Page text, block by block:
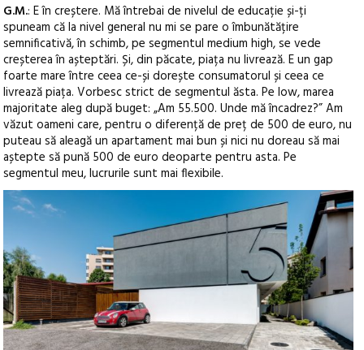
G.M.: E în creștere. Mă întrebai de nivelul de educație și-ți
spuneam că la nivel general nu mi se pare o îmbunătățire
semnificativă, în schimb, pe segmentul medium high, se vede
creșterea în așteptări. Și, din păcate, piața nu livrează. E un gap
foarte mare între ceea ce-și dorește consumatorul și ceea ce
livrează piața. Vorbesc strict de segmentul ăsta. Pe low, marea
majoritate aleg după buget: „Am 55.500. Unde mă încadrez?” Am
văzut oameni care, pentru o diferență de preț de 500 de euro, nu
puteau să aleagă un apartament mai bun și nici nu doreau să mai
aștepte să pună 500 de euro deoparte pentru asta. Pe
segmentul meu, lucrurile sunt mai flexibile.